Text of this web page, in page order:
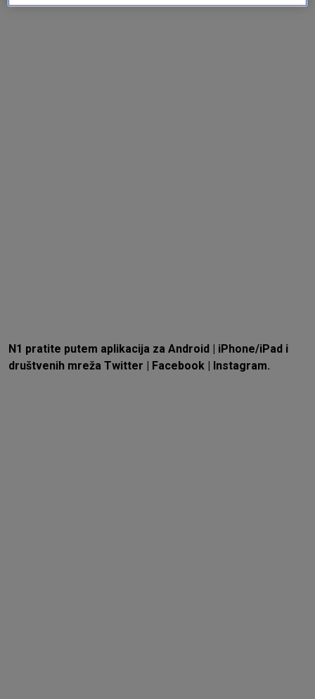
N1 pratite putem aplikacija za Android iPhone/iPad i
društvenih mreža Twitter Facebook Instagram.